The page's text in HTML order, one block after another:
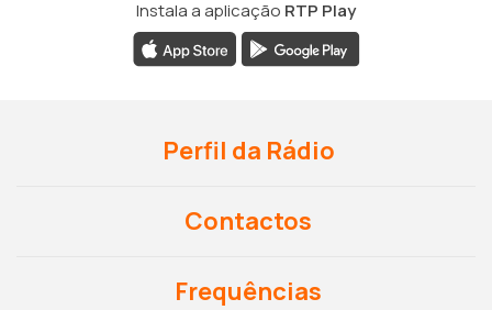
Instala a aplicação RTP Play
Perfil da Rádio
Contactos
Frequências